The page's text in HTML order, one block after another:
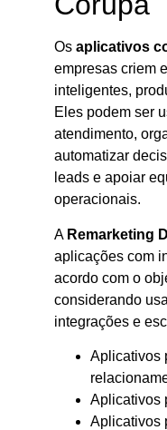
Os aplicativos
empresas criem
inteligentes,
Eles podem ser
atendimento,
automatizar
leads e apoiar
operacionais.
A Remarketing
aplicações com
acordo com o
considerando
integrações e
Aplicativos
Aplicativos
Aplicativos